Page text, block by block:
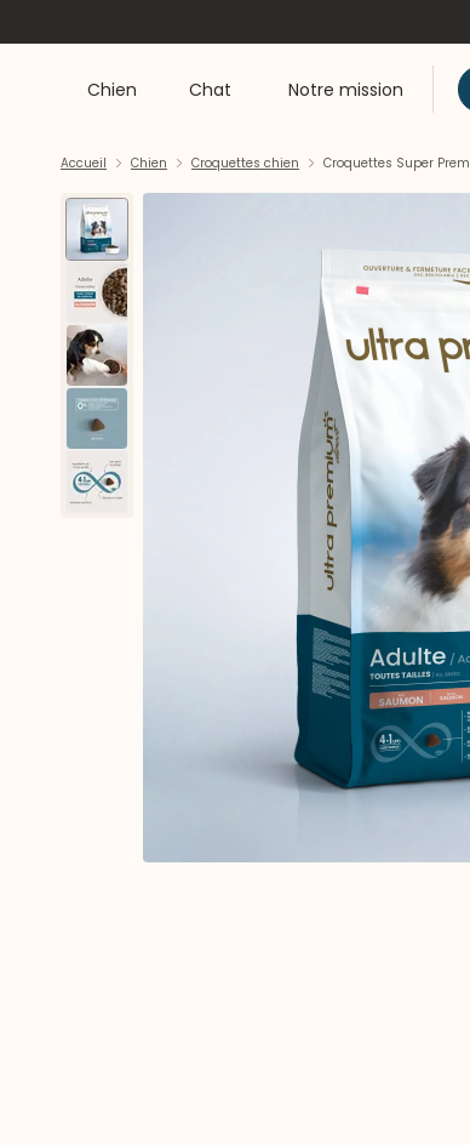
Chien Chat Notre mission
Accueil Chien Croquettes chien Croquettes Super